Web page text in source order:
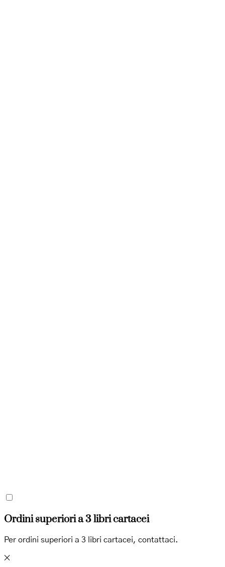
Ordini superiori a 3 libri cartacei
Per ordini superiori a 3 libri cartacei, contattaci.
✕